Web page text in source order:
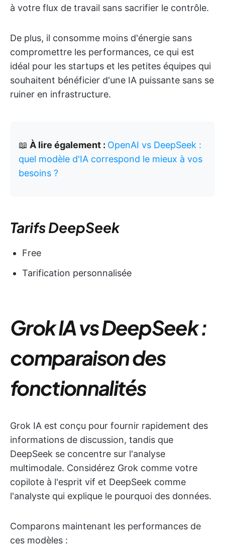
à votre flux de travail sans sacrifier le contrôle.
De plus, il consomme moins d'énergie sans
compromettre les performances, ce qui est
idéal pour les startups et les petites équipes qui
souhaitent bénéficier d'une IA puissante sans se
ruiner en infrastructure.
📖 À lire également : OpenAI vs DeepSeek :
quel modèle d'IA correspond le mieux à vos
besoins ?
Tarifs DeepSeek
Free
Tarification personnalisée
Grok IA vs DeepSeek :
comparaison des
fonctionnalités
Grok IA est conçu pour fournir rapidement des
informations de discussion, tandis que
DeepSeek se concentre sur l'analyse
multimodale. Considérez Grok comme votre
copilote à l'esprit vif et DeepSeek comme
l'analyste qui explique le pourquoi des données.
Comparons maintenant les performances de
ces modèles :